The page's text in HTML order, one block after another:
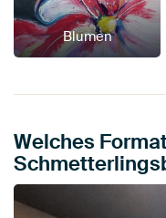
Blumen
Welches